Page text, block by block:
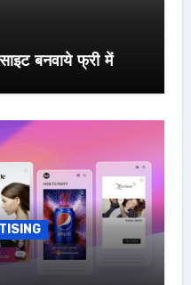
बनवाये फ्री में